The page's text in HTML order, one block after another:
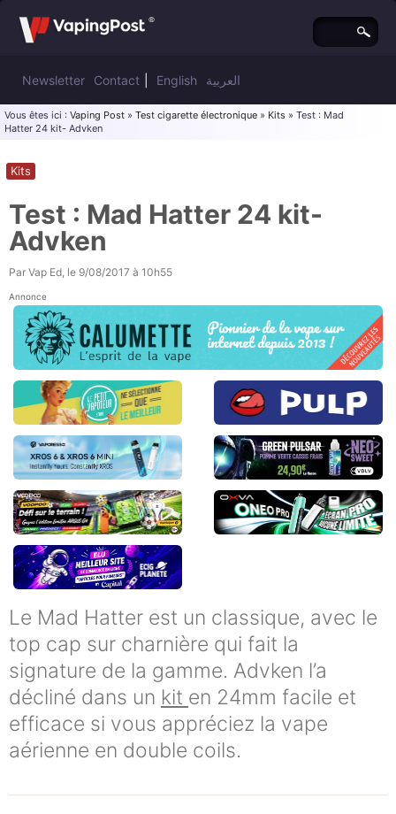
Newsletter Contact English العربية
Vous êtes ici : Vaping Post » Test cigarette électronique » Kits » Test : Mad
Hatter 24 kit- Advken
Kits
Test : Mad Hatter 24 kit-
Advken
Par Vap Ed, le 9/08/2017 à 10h55
Annonce
Le Mad Hatter est un classique, avec le
top cap sur charnière qui fait la
signature de la gamme. Advken l’a
décliné dans un kit en 24mm facile et
efficace si vous appréciez la vape
aérienne en double coils.